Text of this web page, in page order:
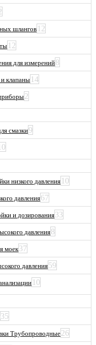
шлангов 12
12
для измерений8
клапаны 14
2
смазки9
низкого давления 10
давления67
и дозирования33
давления8
моек37
давления59
10
35
Трубопроводные26